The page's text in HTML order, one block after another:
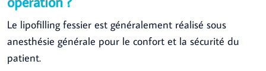
Le lipofilling fessier est généralement réalisé sous
anesthésie générale pour le confort et la sécurité du
patient.